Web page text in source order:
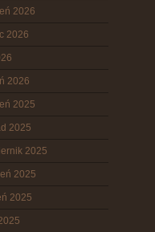
2026
2026
2026
2025
2025
2025
2025
2025